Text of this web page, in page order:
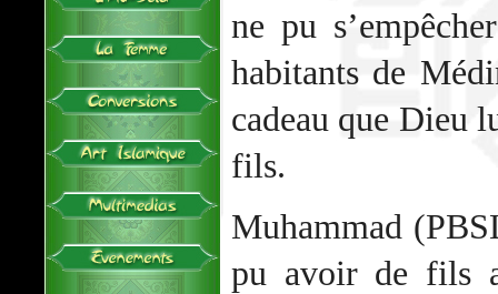
ne pu
habitants de
cadeau que Dieu
fils.
Muhammad
pu avoir de fils